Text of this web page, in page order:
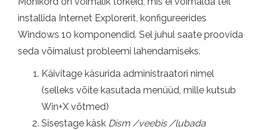
installida Internet Explorerit, konfigureerides
Windows 10 komponendid. Sel juhul saate proovida
seda võimalust probleemi lahendamiseks.
Käivitage käsurida administraatori nimel
(selleks võite kasutada menüüd, mille kutsub
Win+X võtmed)
Sisestage käsk Dism /veebis /lubada